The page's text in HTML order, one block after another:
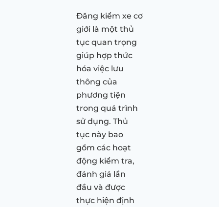
Đăng kiểm xe cơ
giới là một thủ
tục quan trọng
giúp hợp thức
hóa việc lưu
thông của
phương tiện
trong quá trình
sử dụng. Thủ
tục này bao
gồm các hoạt
động kiểm tra,
đánh giá lần
đầu và được
thực hiện định